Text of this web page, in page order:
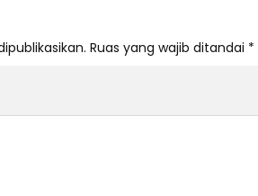
Ruas yang wajib ditandai *